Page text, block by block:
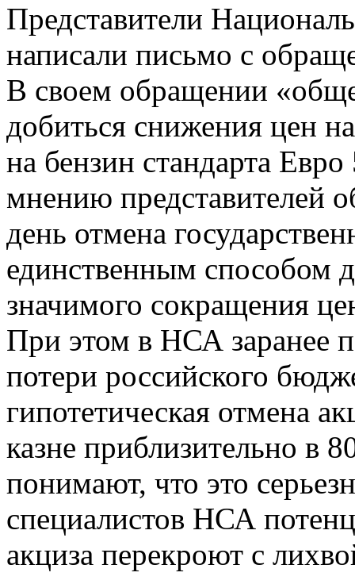
Представители
написали письмо с
В своем обращении
добиться снижения цен
на бензин стандарта
мнению представителей
день отмена
единственным способом
значимого сокращения
При этом в НСА заранее
потери российского
гипотетическая отмена
казне приблизительно в
понимают, что это
специалистов НСА
акциза перекроют с